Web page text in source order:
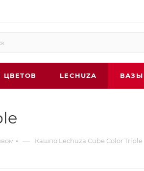
ЦВЕТОВ LECHUZA ВАЗЫ
— Кашпо Lechuza Cube Color Triple